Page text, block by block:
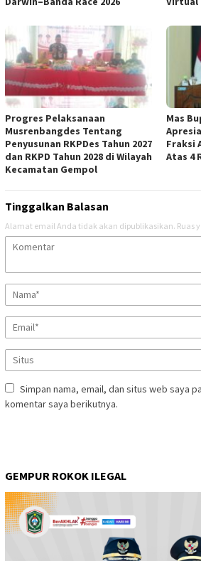
Progres Pelaksanaan
Musrenbangdes Tentang
Penyusunan RKPDes Tahun 2027
dan RKPD Tahun 2028 di Wilayah
Kecamatan Gempol
Mas
Fraksi
Atas 4
Tinggalkan Balasan
Alamat email Anda tidak akan dipublikasikan. Ruas
Simpan nama, email, dan situs web saya
komentar saya berikutnya.
GEMPUR ROKOK ILEGAL